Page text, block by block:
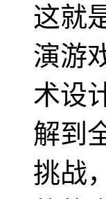
这就
演游
术设
解到
挑战